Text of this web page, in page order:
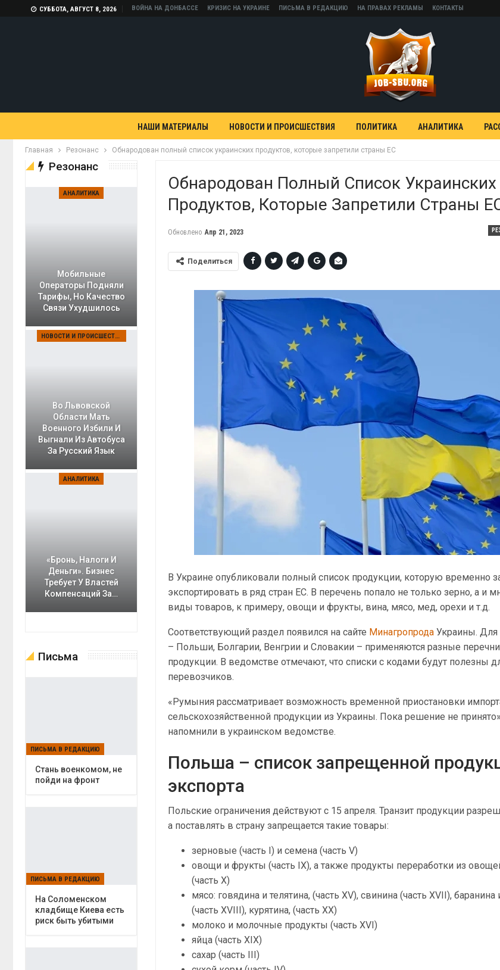
СУББОТА, АВГУСТ 8, 2026 ВОЙНА НА ДОНБАССЕ КРИЗИС НА УКРАИНЕ ПИСЬМА В РЕДАКЦИЮ НА ПРАВАХ РЕКЛАМЫ КОНТАКТЫ
НАШИ МАТЕРИАЛЫ НОВОСТИ И ПРОИСШЕСТВИЯ ПОЛИТИКА АНАЛИТИКА
Главная Резонанс Обнародован полный список украинских продуктов, которые запретили страны ЕС
Обнародован Полный Список Украинских
Продуктов, Которые Запретили Страны
Обновлено Апр 21, 2023
Поделиться
В Украине опубликовали полный список продукции, которую временно
экспортировать в ряд стран ЕС. В перечень попало не только зерно, а и
виды товаров, к примеру, овощи и фрукты, вина, мясо, мед, орехи и т.д.
Соответствующий раздел появился на сайте Минагропрода Украины. Для
– Польши, Болгарии, Венгрии и Словакии – применяются разные
продукции. В ведомстве отмечают, что списки с кодами будут полезны
перевозчиков.
«Румыния рассматривает возможность временной приостановки
сельскохозяйственной продукции из Украины. Пока решение не
напомнили в украинском ведомстве.
Польша – список запрещенной
экспорта
Польские ограничения действуют с 15 апреля. Транзит продукции
а поставлять в страну запрещается такие товары:
зерновые (часть I) и семена (часть V)
овощи и фрукты (часть IX), а также продукты переработки из
(часть Х)
мясо: говядина и телятина, (часть ХV), свинина (часть ХVІІ), баранина
(часть ХVІІІ), курятина, (часть ХХ)
молоко и молочные продукты (часть XVI)
яйца (часть XIX)
сахар (часть ІІІ)
Резонанс
АНАЛИТИКА
Мобильные
Операторы Подняли
Тарифы, Но Качество
Связи Ухудшилось
НОВОСТИ И ПРОИСШЕСТВИЯ
Во Львовской
Области Мать
Военного Избили И
Выгнали Из Автобуса
За Русский Язык
АНАЛИТИКА
«Бронь, Налоги И
Деньги». Бизнес
Требует У Властей
Компенсаций За…
Письма
ПИСЬМА В РЕДАКЦИЮ
Cтань военкомом, не
пойди на фронт
ПИСЬМА В РЕДАКЦИЮ
На Соломенском
кладбище Киева есть
риск быть убитыми